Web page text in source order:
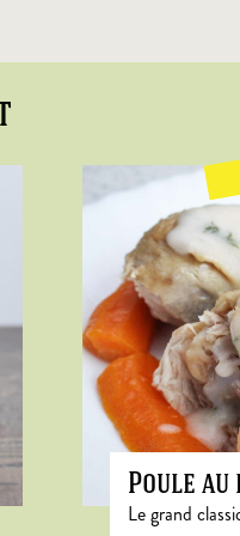
Poule au
Le grand